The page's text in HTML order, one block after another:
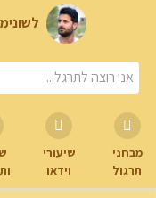
מבחני
תרגול
שיעורי
וידאו